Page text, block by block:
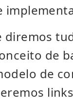
diremos
de
de